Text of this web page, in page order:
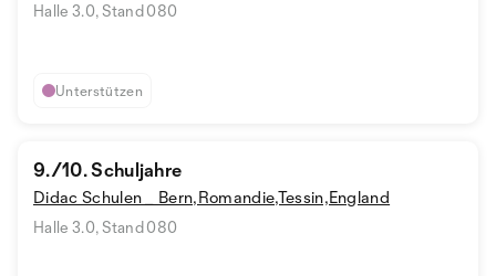
Halle 3.0, Stand 080
Unterstützen
9./10. Schuljahre
Didac Schulen _ Bern,Romandie,Tessin,England
Halle 3.0, Stand 080